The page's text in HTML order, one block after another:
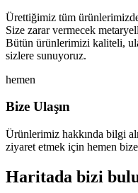
Ürettiğimiz tüm
Size zarar vermecek
Bütün ürünlerimizi kaliteli,
sizlere sunuyoruz.
hemen
Bize Ulaşın
Ürünlerimiz hakkında bilgi
ziyaret etmek için hemen bize
Haritada bizi